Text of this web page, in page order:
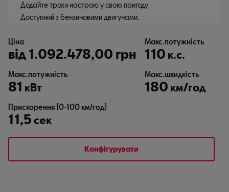
Додайте трохи настрою у свою пригоду
Доступний з бензиновими двигунами.
Ціна
від 1.092.478,00 грн
Макс.потужність
110 к.с.
Макс.потужність
81 кВт
Макс.швидкість
180 км/год
Прискорення (0-100 км/год)
11,5 сек
Конфігурувати